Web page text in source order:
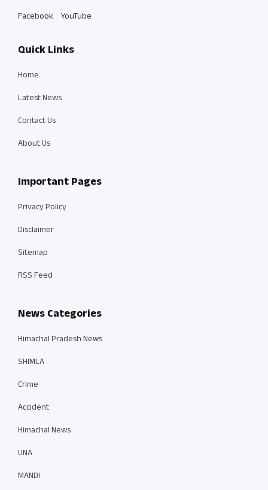
Facebook YouTube
Quick Links
Home
Latest News
Contact Us
About Us
Important Pages
Privacy Policy
Disclaimer
Sitemap
RSS Feed
News Categories
Himachal Pradesh News
SHIMLA
Crime
Accident
Himachal News
UNA
MANDI